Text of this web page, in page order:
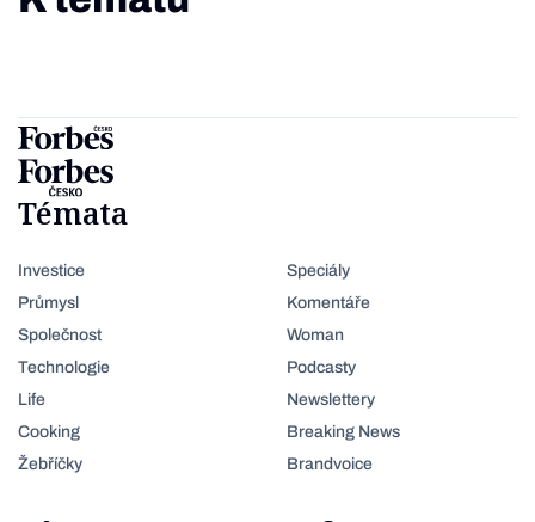
Témata
Investice
Průmysl
Společnost
Technologie
Life
Cooking
Žebříčky
Speciály
Komentáře
Woman
Podcasty
Newslettery
Breaking News
Brandvoice